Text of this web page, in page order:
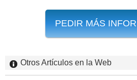
PEDIR MÁS
Otros Artículos en la Web